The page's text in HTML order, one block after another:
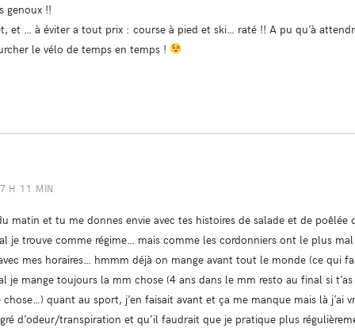
genoux !!
et … à éviter a tout prix : course à pied et ski… raté !! A pu qu’à
le vélo de temps en temps !
H 11 MIN
matin et tu me donnes envie avec tes histoires de salade et de poêlée
je trouve comme régime… mais comme les cordonniers ont le plus
mes horaires… hmmm déjà on mange avant tout le monde (ce qui
je mange toujours la mm chose (4 ans dans le mm resto au final si
quant au sport, j’en faisait avant et ça me manque mais là j’ai
d’odeur/transpiration et qu’il faudrait que je pratique plus